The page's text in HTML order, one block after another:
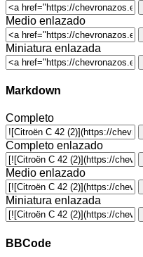
Medio enlazado
Miniatura enlazada
Markdown
Completo
Completo enlazado
Medio enlazado
Miniatura enlazada
BBCode